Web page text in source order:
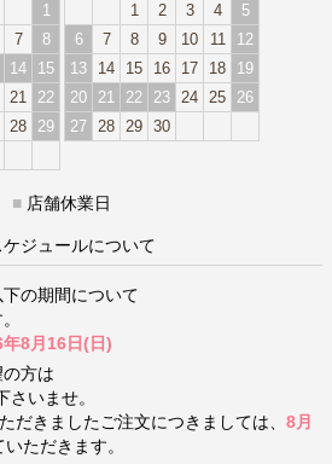
1
7
8
14
15
21
22
28
29
1
2 3 4
5
6
7 8 9 10 11
12
13
14 15 16 17 18
19
20
21 22 23 24 25
26
27 28 29 30
■ 店舗休業日
ジュールについて
の期間について
8月16日(日)
方は
さいませ。
だきましたご注文につきましては、 8月
ただきます。